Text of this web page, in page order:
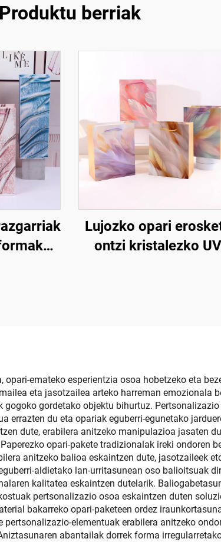
Produktu berriak
Lujozko opari
ontzi kristalezko UV
emateko esperientzia osoa hobetzeko eta
eta jasotzailea arteko harreman emozionala
gordetako objektu bihurtuz.
errazten du eta opariak eguberri-egunetako
dute, erabilera anitzeko manipulazioa jasaten
opari-pakete tradizionalak ireki ondoren
anitzeko balioa eskaintzen dute, jasotzaileek
aldietako lan-urritasunean oso balioitsuak
kalitatea eskaintzen dutelarik.
pertsonalizazio osoa eskaintzen duten
bakarreko opari-paketeen ordez
elementuak erabilera anitzeko
abantailak dorrek forma